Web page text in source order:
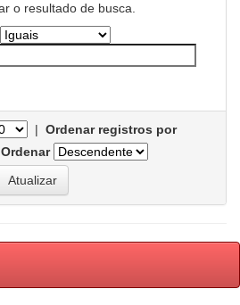
o resultado de busca.
| Ordenar registros por
Ordenar